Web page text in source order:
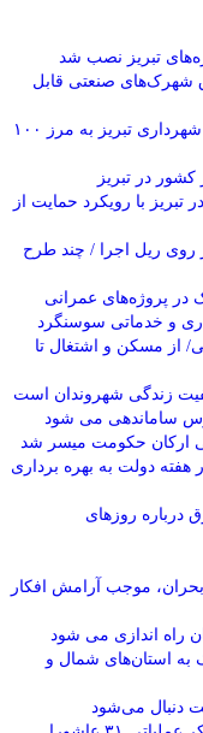
تبریز نصب شد
شهرک‌های صنعتی قابل
تولید کارخانجات آسفالت سازمان عمران شهرداری تبریز به مرز ۱۰۰
در تبریز
با رویکرد حمایت از
روی ریل اجرا / چند طرح
در پروژه‌های عمرانی
و خدماتی سوسنگرد
از مسکن و اشتغال تا
زندگی شهروندان است
ساماندهی می شود
ارکان حکومت میسر شد
هفته دولت به بهره ‌برداری
درباره روزهای
موجب آرامش افکار
راه اندازی می شود
به استان‌های شمال و